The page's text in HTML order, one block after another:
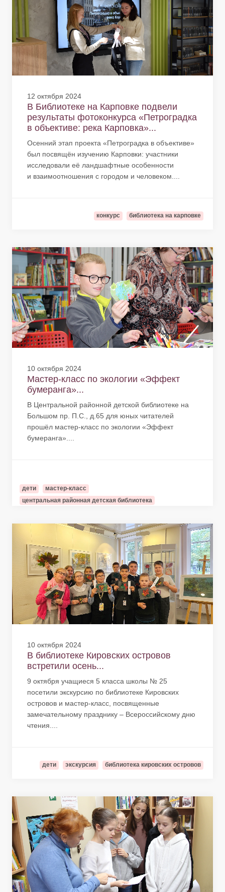
12 октября 2024
В Библиотеке на Карповке подвели
результаты фотоконкурса «Петроградка
в объективе: река Карповка»...
Осенний этап проекта «Петроградка в объективе»
был посвящён изучению Карповки: участники
исследовали её ландшафтные особенности
и взаимоотношения с городом и человеком....
конкурс библиотека на карповке
10 октября 2024
Мастер-класс по экологии «Эффект
бумеранга»...
В Центральной районной детской библиотеке на
Большом пр. П.С., д.65 для юных читателей
прошёл мастер-класс по экологии «Эффект
бумеранга»....
дети
мастер-класс
центральная районная детская библиотека
10 октября 2024
В библиотеке Кировских островов
встретили осень...
9 октября учащиеся 5 класса школы № 25
посетили экскурсию по библиотеке Кировских
островов и мастер-класс, посвященные
замечательному празднику – Всероссийскому дню
чтения....
дети экскурсия библиотека кировских островов